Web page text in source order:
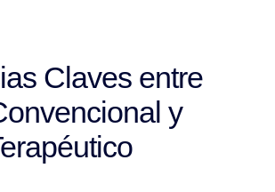
Claves entre
y